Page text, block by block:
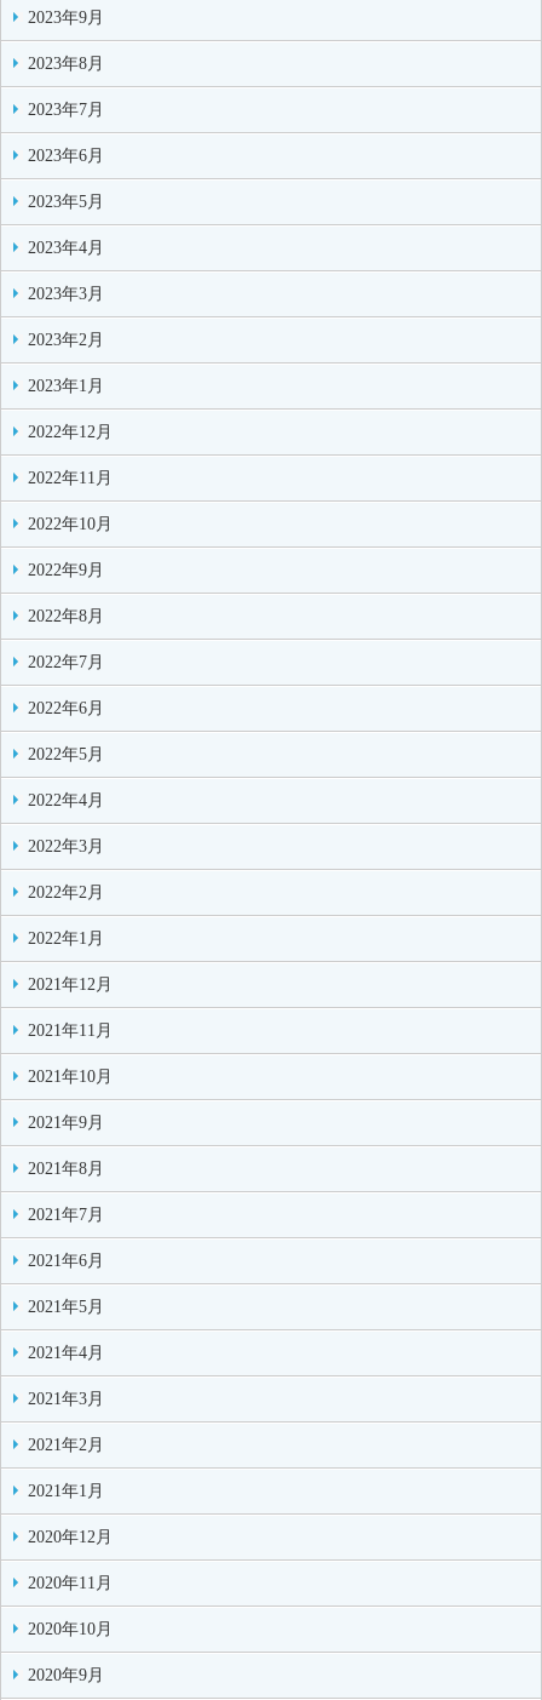
2023年9月
2023年8月
2023年7月
2023年6月
2023年5月
2023年4月
2023年3月
2023年2月
2023年1月
2022年12月
2022年11月
2022年10月
2022年9月
2022年8月
2022年7月
2022年6月
2022年5月
2022年4月
2022年3月
2022年2月
2022年1月
2021年12月
2021年11月
2021年10月
2021年9月
2021年8月
2021年7月
2021年6月
2021年5月
2021年4月
2021年3月
2021年2月
2021年1月
2020年12月
2020年11月
2020年10月
2020年9月